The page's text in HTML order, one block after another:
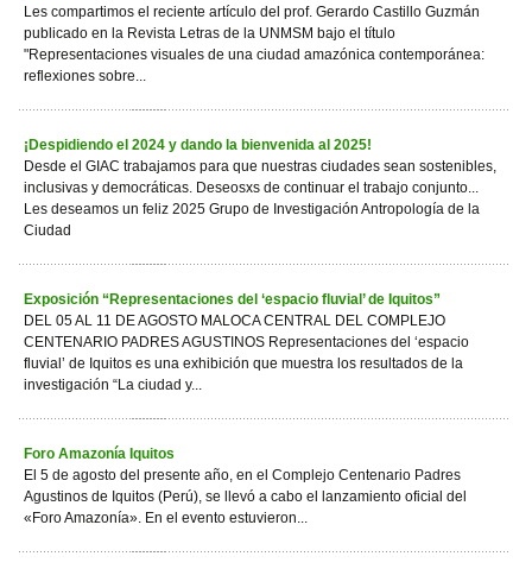
Les compartimos el reciente artículo del prof. Gerardo Castillo Guzmán
publicado en la Revista Letras de la UNMSM bajo el título
"Representaciones visuales de una ciudad amazónica contemporánea:
reflexiones sobre...
¡Despidiendo el 2024 y dando la bienvenida al 2025!
Desde el GIAC trabajamos para que nuestras ciudades sean sostenibles,
inclusivas y democráticas. Deseosxs de continuar el trabajo conjunto...
Les deseamos un feliz 2025 Grupo de Investigación Antropología de la
Ciudad
Exposición “Representaciones del ‘espacio fluvial’ de Iquitos”
DEL 05 AL 11 DE AGOSTO MALOCA CENTRAL DEL COMPLEJO
CENTENARIO PADRES AGUSTINOS Representaciones del ‘espacio
fluvial’ de Iquitos es una exhibición que muestra los resultados de la
investigación “La ciudad y...
Foro Amazonía Iquitos
El 5 de agosto del presente año, en el Complejo Centenario Padres
Agustinos de Iquitos (Perú), se llevó a cabo el lanzamiento oficial del
«Foro Amazonía». En el evento estuvieron...